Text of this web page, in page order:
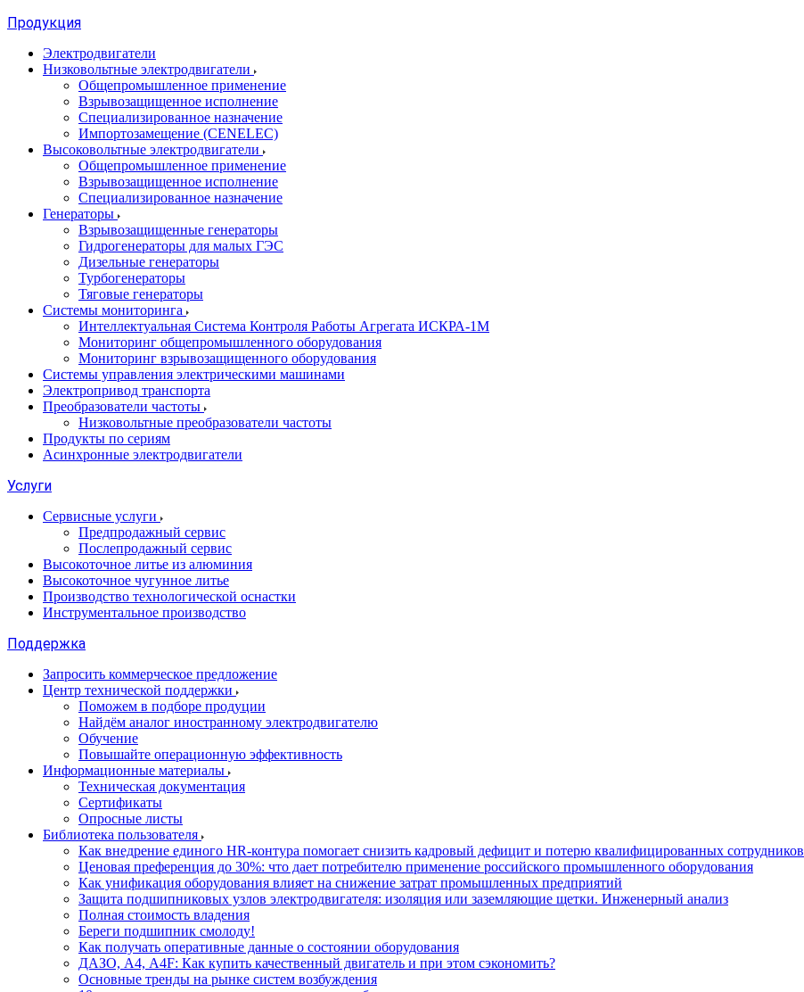
Продукция
Электродвигатели
Низковольтные электродвигатели
Общепромышленное применение
Взрывозащищенное исполнение
Специализированное назначение
Импортозамещение (CENELEC)
Высоковольтные электродвигатели
Общепромышленное применение
Взрывозащищенное исполнение
Специализированное назначение
Генераторы
Взрывозащищенные генераторы
Гидрогенераторы для малых ГЭС
Дизельные генераторы
Турбогенераторы
Тяговые генераторы
Системы мониторинга
Интеллектуальная Система Контроля Работы Агрегата ИСКРА-1М
Мониторинг общепромышленного оборудования
Мониторинг взрывозащищенного оборудования
Системы управления электрическими машинами
Электропривод транспорта
Преобразователи частоты
Низковольтные преобразователи частоты
Продукты по сериям
Асинхронные электродвигатели
Услуги
Сервисные услуги
Предпродажный сервис
Послепродажный сервис
Высокоточное литье из алюминия
Высокоточное чугунное литье
Производство технологической оснастки
Инструментальное производство
Поддержка
Запросить коммерческое предложение
Центр технической поддержки
Поможем в подборе продуции
Найдём аналог иностранному электродвигателю
Обучение
Повышайте операционную эффективность
Информационные материалы
Техническая документация
Сертификаты
Опросные листы
Библиотека пользователя
Как внедрение единого HR-контура помогает снизить кадровый дефицит и потерю квалифицированных сотрудников
Ценовая преференция до 30%: что дает потребителю применение российского промышленного оборудования
Как унификация оборудования влияет на снижение затрат промышленных предприятий
Защита подшипниковых узлов электродвигателя: изоляция или заземляющие щетки. Инженерный анализ
Полная стоимость владения
Береги подшипник смолоду!
Как получать оперативные данные о состоянии оборудования
ДАЗО, А4, А4F: Как купить качественный двигатель и при этом сэкономить?
Основные тренды на рынке систем возбуждения